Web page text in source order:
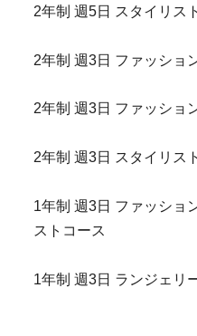
2年制 週5日 スタイリス
2年制 週3日 ファッショ
2年制 週3日 ファッショ
2年制 週3日 スタイリス
1年制 週3日 ファッショ
ストコース
1年制 週3日 ランジェリ